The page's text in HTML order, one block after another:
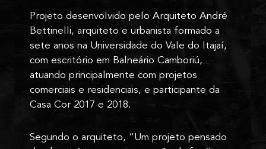
Projeto desenvolvido pelo Arquiteto André
Bettinelli, arquiteto e urbanista formado a
sete anos na Universidade do Vale do Itajaí,
com escritório em Balneário Camboriú,
atuando principalmente com projetos
comerciais e residenciais, e participante da
Casa Cor 2017 e 2018.
Segundo o arquiteto, “Um projeto pensado